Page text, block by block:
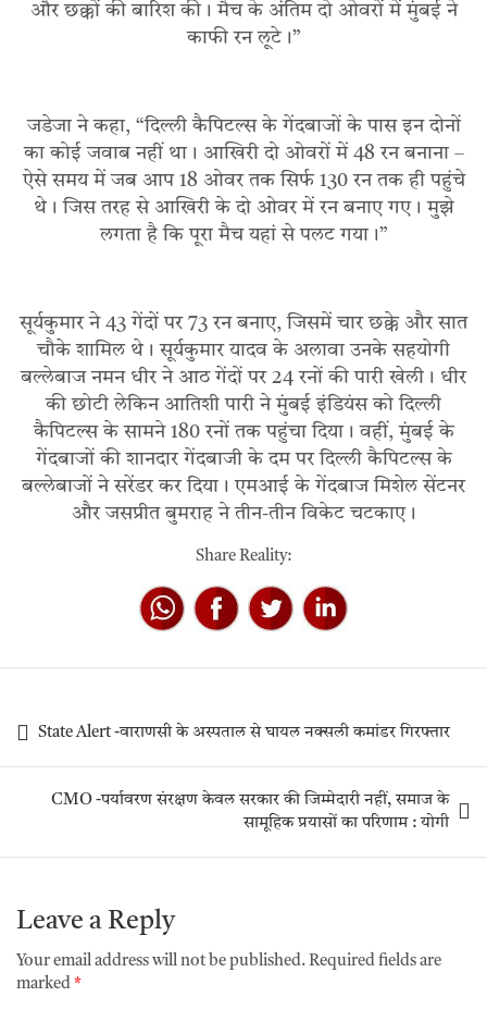
और छक्कों की बारिश की। मैच के अंतिम दो ओवरों में मुंबई ने
काफी रन लूटे।”
जडेजा ने कहा, “दिल्ली कैपिटल्स के गेंदबाजों के पास इन दोनों
का कोई जवाब नहीं था। आखिरी दो ओवरों में 48 रन बनाना –
ऐसे समय में जब आप 18 ओवर तक सिर्फ 130 रन तक ही पहुंचे
थे। जिस तरह से आखिरी के दो ओवर में रन बनाए गए। मुझे
लगता है कि पूरा मैच यहां से पलट गया।”
सूर्यकुमार ने 43 गेंदों पर 73 रन बनाए, जिसमें चार छक्के और सात
चौके शामिल थे। सूर्यकुमार यादव के अलावा उनके सहयोगी
बल्लेबाज नमन धीर ने आठ गेंदों पर 24 रनों की पारी खेली। धीर
की छोटी लेकिन आतिशी पारी ने मुंबई इंडियंस को दिल्ली
कैपिटल्स के सामने 180 रनों तक पहुंचा दिया। वहीं, मुंबई के
गेंदबाजों की शानदार गेंदबाजी के दम पर दिल्ली कैपिटल्स के
बल्लेबाजों ने सरेंडर कर दिया। एमआई के गेंदबाज मिशेल सेंटनर
और जसप्रीत बुमराह ने तीन-तीन विकेट चटकाए।
Share Reality:
State Alert -वाराणसी के अस्पताल से घायल नक्सली कमांडर गिरफ्तार
CMO -पर्यावरण संरक्षण केवल सरकार की जिम्मेदारी नहीं, समाज के
सामूहिक प्रयासों का परिणाम : योगी
Leave a Reply
Your email address will not be published. Required fields are
marked *